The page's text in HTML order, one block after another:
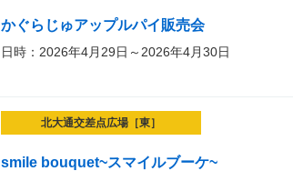
かぐらじゅアップルパイ販売会
日時：2026年4月29日～2026年4月30日
北大通交差点広場［東］
smile bouquet~スマイルブーケ~